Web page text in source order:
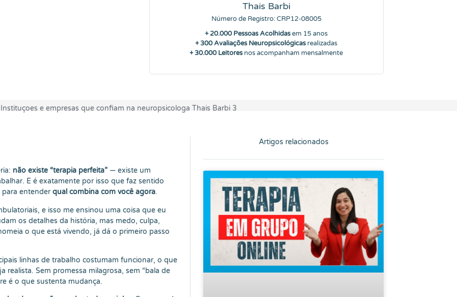
Thais Barbi
Número de Registro: CRP12-08005
+ 20.000 Pessoas Acolhidasem 15 anos
+ 300 Avaliações Neuropsicológicasrealizadas
+ 30.000 Leitoresnos acompanham mensalmente
não existe “terapia perfeita” — existe um
E é exatamente por isso que faz sentido
para entenderqual combina com você agora.
e isso me ensinou uma coisa que eu
os detalhes da história, mas medo, culpa,
o que está vivendo, já dá o primeiro passo
linhas de trabalho costumam funcionar, o que
realista. Sem promessa milagrosa, sem “bala de
é o que sustenta mudança.
Artigos relacionados